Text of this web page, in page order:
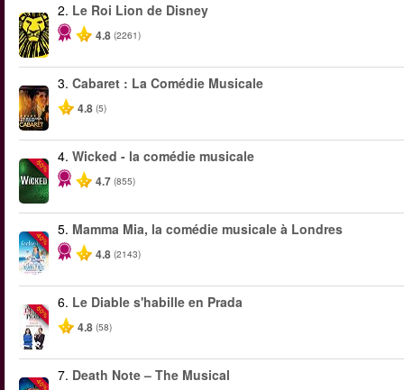
2. Le Roi Lion de Disney
4.8 (2261)
3. Cabaret : La Comédie Musicale
4.8 (5)
-50%
4. Wicked - la comédie musicale
4.7 (855)
-40%
5. Mamma Mia, la comédie musicale à Londres
4.8 (2143)
-50%
6. Le Diable s'habille en Prada
4.8 (58)
-40%
7. Death Note – The Musical